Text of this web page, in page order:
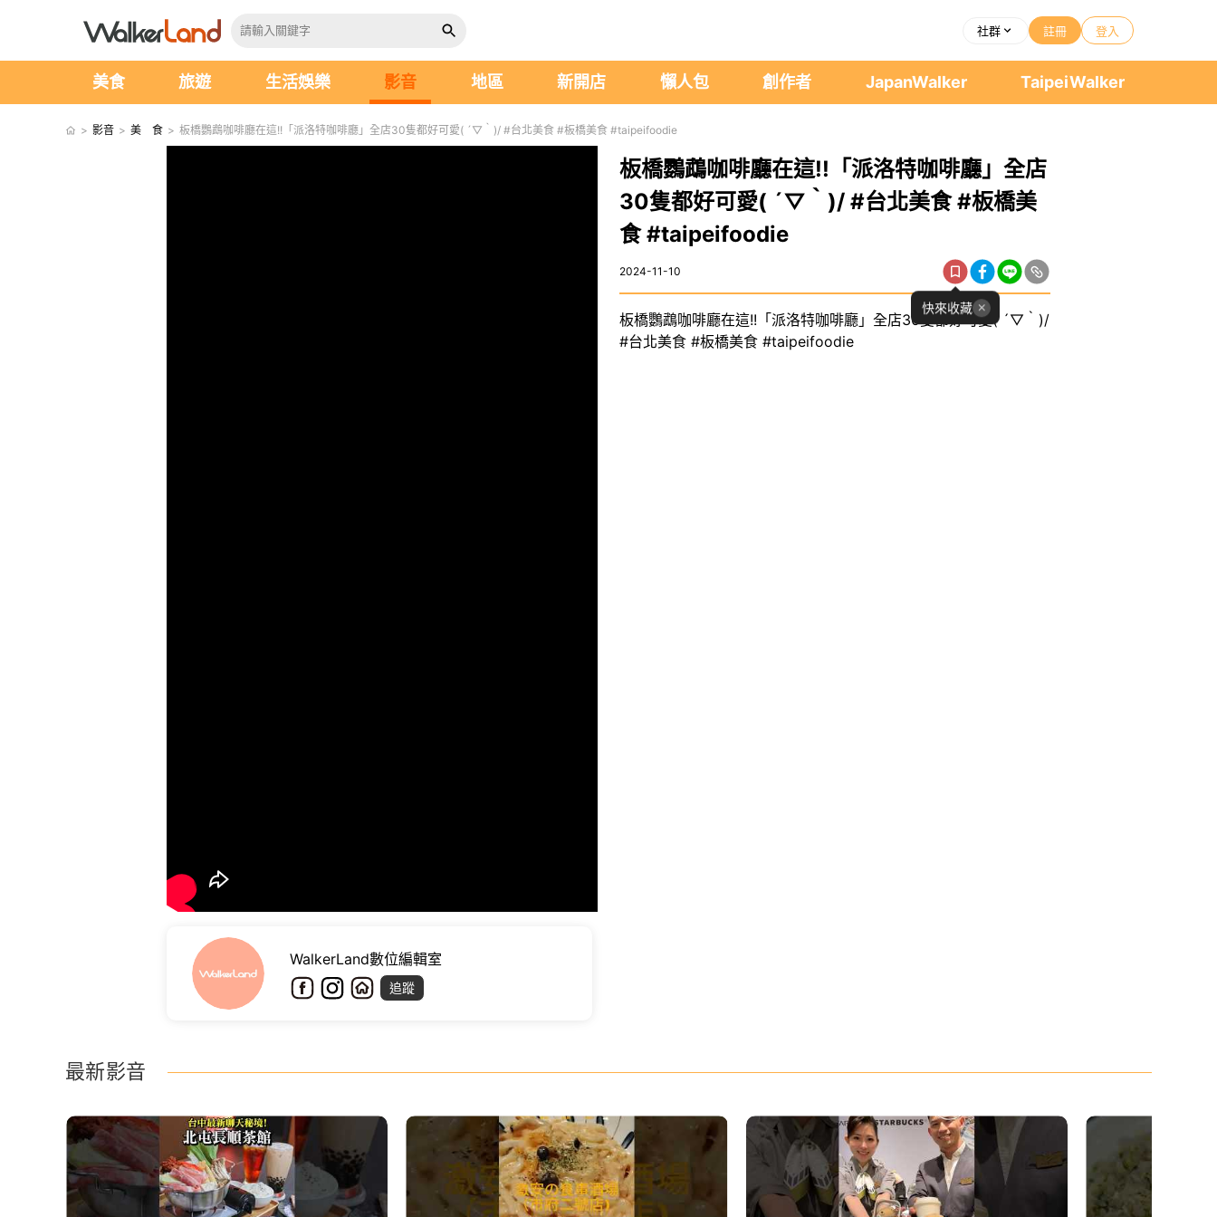
社群 註冊 登入
美食 旅遊 生活娛樂 影音 地區 新開店 懶人包 創作者 JapanWalker TaipeiWalker
> 影音 > 美 食 > 板橋鸚鵡咖啡廳在這!!「派洛特咖啡廳」全店30隻都好可愛( ´▽｀)/ #台北美食 #板橋美食 #taipeifoodie
板橋鸚鵡咖啡廳在這!!「派洛特咖啡廳」全店
30隻都好可愛( ´▽｀)/ #台北美食 #板橋美
食 #taipeifoodie
2024-11-10
快來收藏
板橋鸚鵡咖啡廳在這!!「派洛特咖啡廳」全店30隻都好可愛( ´▽｀)/
#台北美食 #板橋美食 #taipeifoodie
WalkerLand數位編輯室
追蹤
最新影音